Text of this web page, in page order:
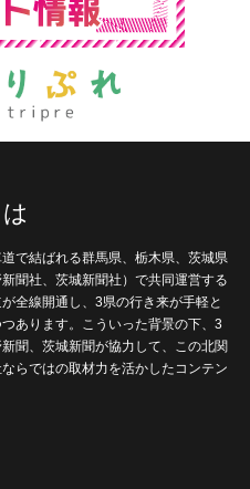
で結ばれる群馬県、栃木県、茨城県
聞社、茨城新聞社）で共同運営する
全線開通し、3県の行き来が手軽と
あります。こういった背景の下、3
聞、茨城新聞が協力して、この北関
らではの取材力を活かしたコンテン